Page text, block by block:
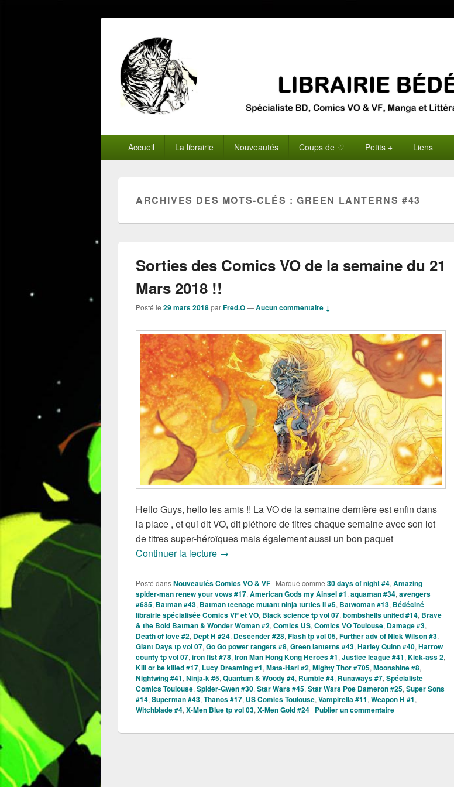
principalAccueil La librairie Nouveautés Coups de ♡ Petits + Liens
ARCHIVES DES MOTS-CLÉS :GREEN LANTERNS #43
Sorties des Comics VO de la semaine du 21
Mars 2018 !!
Posté le 29 mars 2018parFred.O—Aucun commentaire ↓
Hello Guys, hello les amis !! La VO de la semaine dernière est enfin dans
la place , et qui dit VO, dit pléthore de titres chaque semaine avec son lot
de titres super-héroïques mais également aussi un bon paquet
Continuer la lecture Sorties des Comics VO de la semaine du 21 Mars 2018 !!
→
Posté dansNouveautés Comics VO & VF | Marqué comme 30 days of night #4, Amazing
spider-man renew your vows #17, American Gods my Ainsel #1, aquaman #34, avengers
#685, Batman #43, Batman teenage mutant ninja turtles II #5, Batwoman #13, Bédéciné
librairie spécialisée Comics VF et VO, Black science tp vol 07, bombshells united #14, Brave
& the Bold Batman & Wonder Woman #2, Comics US, Comics VO Toulouse, Damage #3,
Death of love #2, Dept H #24, Descender #28, Flash tp vol 05, Further adv of Nick Wilson #3,
Giant Days tp vol 07, Go Go power rangers #8, Green lanterns #43, Harley Quinn #40, Harrow
county tp vol 07, iron fist #78, Iron Man Hong Kong Heroes #1, Justice league #41, Kick-ass 2,
Kill or be killed #17, Lucy Dreaming #1, Mata-Hari #2, Mighty Thor #705, Moonshine #8,
Nightwing #41, Ninja-k #5, Quantum & Woody #4, Rumble #4, Runaways #7, Spécialiste
Comics Toulouse, Spider-Gwen #30, Star Wars #45, Star Wars Poe Dameron #25, Super Sons
#14, Superman #43, Thanos #17, US Comics Toulouse, Vampirella #11, Weapon H #1,
Witchblade #4, X-Men Blue tp vol 03, X-Men Gold #24 | Publier un commentaire